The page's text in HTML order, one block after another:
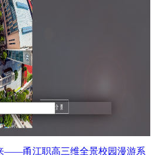
——甬江职高三维全景校园漫游系